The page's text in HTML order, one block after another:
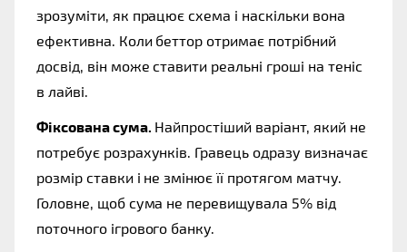
зрозуміти, як працює схема і наскільки вона
ефективна. Коли беттор отримає потрібний
досвід, він може ставити реальні гроші на теніс
в лайві.
Фіксована сума. Найпростіший варіант, який не
потребує розрахунків. Гравець одразу визначає
розмір ставки і не змінює її протягом матчу.
Головне, щоб сума не перевищувала 5% від
поточного ігрового банку.